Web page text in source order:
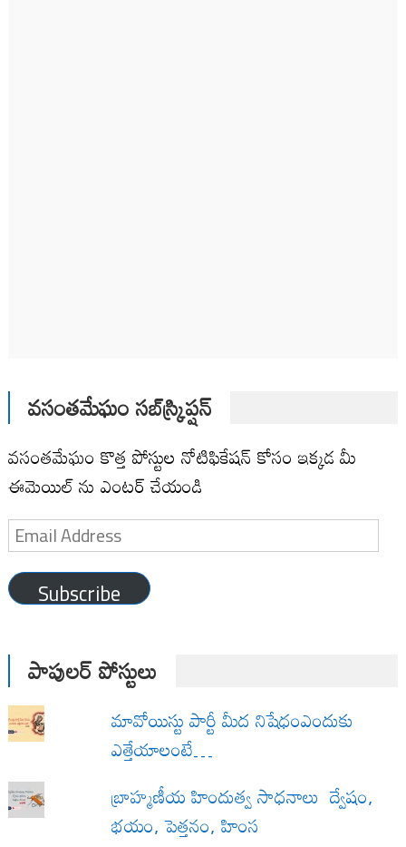
వసంతమేఘం సబ్‌స్క్రిప్షన్
వసంతమేఘం కొత్త పోస్టుల నోటిఫికేషన్ కోసం ఇక్కడ మీ
ఈమెయిల్ ను ఎంటర్ చేయండి
Email
Address
Subscribe
పాపులర్ పోస్టులు
మావోయిస్టు పార్టీ మీద నిషేధంఎందుకు
ఎత్తేయాలంటే…
బ్రాహ్మణీయ హిందుత్వ సాధనాలు ద్వేషం,
భయం, పెత్తనం, హింస